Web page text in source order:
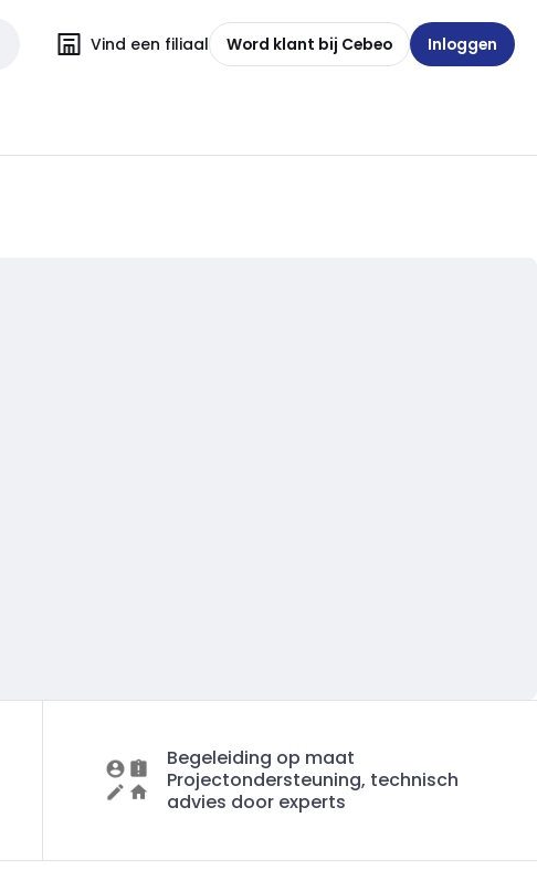
Vind een filiaal Word klant bij Cebeo Inloggen
Begeleiding op maat
Projectondersteuning, technisch
advies door experts